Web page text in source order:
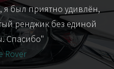
я был приятно удивлён,
ренджик без единой
Спасибо"
Rover